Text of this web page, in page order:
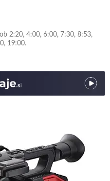
2:20, 4:00, 6:00, 7:30, 8:53,
19:00.